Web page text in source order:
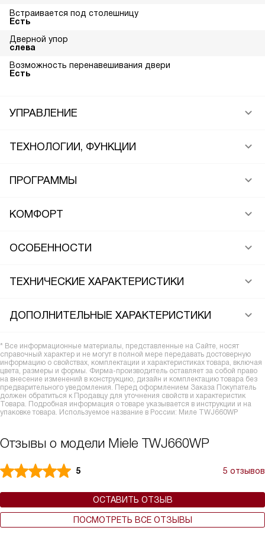
Встраивается под столешницу
Есть
Дверной упор
слева
Возможность перенавешивания двери
Есть
УПРАВЛЕНИЕ
ТЕХНОЛОГИИ, ФУНКЦИИ
ПРОГРАММЫ
КОМФОРТ
ОСОБЕННОСТИ
ТЕХНИЧЕСКИЕ ХАРАКТЕРИСТИКИ
ДОПОЛНИТЕЛЬНЫЕ ХАРАКТЕРИСТИКИ
* Все информационные материалы, представленные на Сайте, носят
справочный характер и не могут в полной мере передавать достоверную
информацию о свойствах, комплектации и характеристиках товара, включая
цвета, размеры и формы. Фирма-производитель оставляет за собой право
на внесение изменений в конструкцию, дизайн и комплектацию товара без
предварительного уведомления. Перед оформлением Заказа Покупатель
должен обратиться к Продавцу для уточнения свойств и характеристик
Товара. Подробная информация о товаре указывается в инструкции и на
упаковке товара. Используемое название в России: Миле TWJ660WP
Отзывы о модели Miele TWJ660WP
5 5 отзывов
ОСТАВИТЬ ОТЗЫВ
ПОСМОТРЕТЬ ВСЕ ОТЗЫВЫ